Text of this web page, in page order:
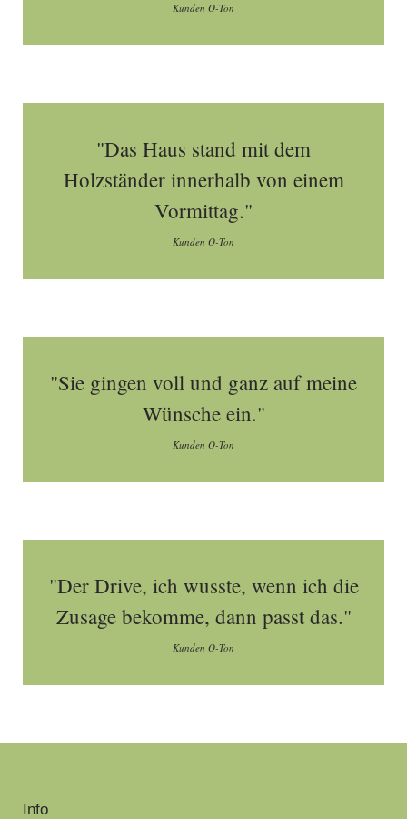
Kunden O-Ton
"Das Haus stand mit dem
Holzständer innerhalb von einem
Vormittag."
Kunden O-Ton
"Sie gingen voll und ganz auf meine
Wünsche ein."
Kunden O-Ton
"Der Drive, ich wusste, wenn ich die
Zusage bekomme, dann passt das."
Kunden O-Ton
Info